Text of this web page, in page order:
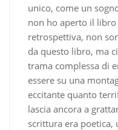
unico, come un
non ho aperto il
retrospettiva, non
da questo libro, ma
trama complessa di
essere su una
eccitante quanto
lascia ancora a
scrittura era poetica,